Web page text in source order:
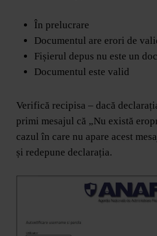
În prelucrare
Documentul are erori de
Fișierul depus nu este un
Documentul este valid
Verifică recipisa – dacă
primi mesajul că „Nu există
cazul în care nu apare acest
și redepune declarația.